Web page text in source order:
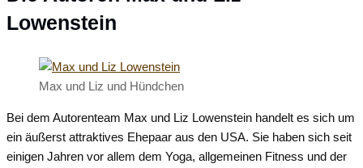
Lowenstein
Max und Liz und Hündchen
Bei dem Autorenteam Max und Liz Lowenstein handelt es sich um
ein äußerst attraktives Ehepaar aus den USA. Sie haben sich seit
einigen Jahren vor allem dem Yoga, allgemeinen Fitness und der